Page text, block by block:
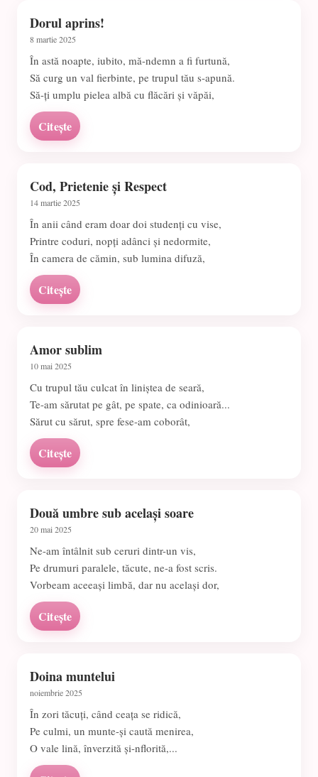
Dorul aprins!
8 martie 2025
În astă noapte, iubito, mă-ndemn a fi furtună,
Să curg un val fierbinte, pe trupul tău s-apună.
Să-ți umplu pielea albă cu flăcări și văpăi,
Citește
Cod, Prietenie și Respect
14 martie 2025
În anii când eram doar doi studenți cu vise,
Printre coduri, nopți adânci și nedormite,
În camera de cămin, sub lumina difuză,
Citește
Amor sublim
10 mai 2025
Cu trupul tău culcat în liniștea de seară,
Te-am sărutat pe gât, pe spate, ca odinioară...
Sărut cu sărut, spre fese-am coborât,
Citește
Două umbre sub același soare
20 mai 2025
Ne-am întâlnit sub ceruri dintr-un vis,
Pe drumuri paralele, tăcute, ne-a fost scris.
Vorbeam aceeași limbă, dar nu același dor,
Citește
Doina muntelui
noiembrie 2025
În zori tăcuți, când ceața se ridică,
Pe culmi, un munte-și caută menirea,
O vale lină, înverzită și-nflorită,...